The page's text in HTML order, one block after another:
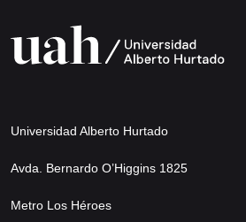
Universidad Alberto Hurtado
Avda. Bernardo O’Higgins 1825
Metro Los Héroes